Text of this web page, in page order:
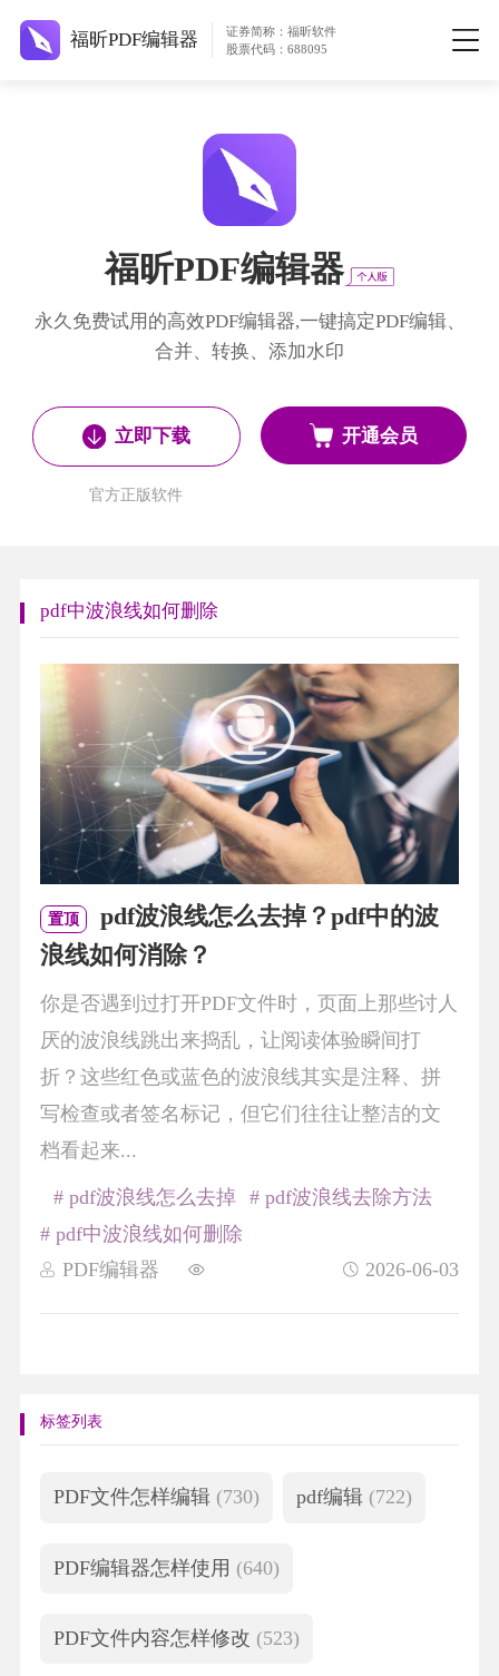
福昕PDF编辑器
证券简称：福昕软件
股票代码：688095
福昕PDF编辑器
永久免费试用的高效PDF编辑器,一键搞定PDF编辑、
合并、转换、添加水印
立即下载
官方正版软件
开通会员
pdf中波浪线如何删除
置顶
pdf波浪线怎么去掉？pdf中的波
浪线如何消除？
你是否遇到过打开PDF文件时，页面上那些讨人
厌的波浪线跳出来捣乱，让阅读体验瞬间打
折？这些红色或蓝色的波浪线其实是注释、拼
写检查或者签名标记，但它们往往让整洁的文
档看起来...
PDF编辑器 2026-06-03
# pdf波浪线怎么去掉
# pdf波浪线去除方法
# pdf中波浪线如何删除
标签列表
PDF文件怎样编辑 (730) pdf编辑 (722)
PDF编辑器怎样使用 (640)
PDF文件内容怎样修改 (523)